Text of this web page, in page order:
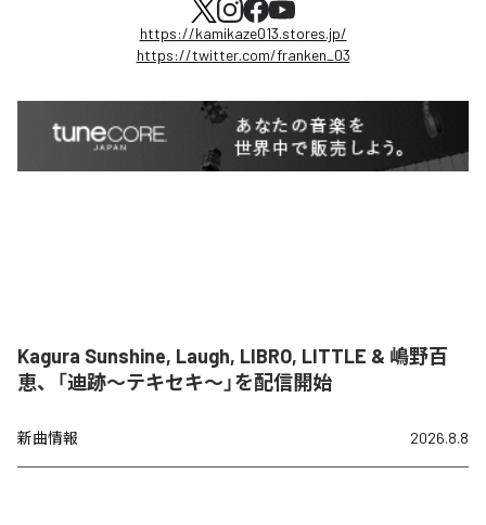
https://kamikaze013.stores.jp/
https://twitter.com/franken_03
Kagura Sunshine, Laugh, LIBRO, LITTLE & 嶋野百
恵、「迪跡〜テキセキ〜」を配信開始
新曲情報 2026.8.8